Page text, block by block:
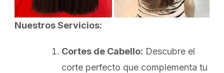
Nuestros Servicios:
Cortes de Cabello: Descubre el
corte perfecto que complementa tu